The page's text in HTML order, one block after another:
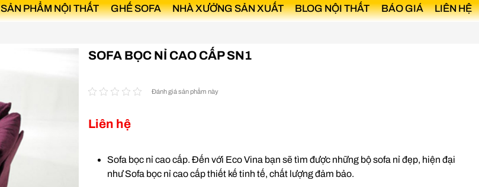
SẢN PHẨM NỘI THẤT GHẾ SOFA NHÀ XƯỞNG SẢN XUẤT BLOG NỘI THẤT BÁO GIÁ LIÊN HỆ
SOFA BỌC NỈ CAO CẤP SN1
Đánh giá sản phẩm này
Liên hệ
Sofa bọc nỉ cao cấp. Đến với Eco Vina bạn sẽ tìm được những bộ sofa nỉ đẹp, hiện đại
như Sofa bọc nỉ cao cấp thiết kế tinh tế, chất lượng đảm bảo.